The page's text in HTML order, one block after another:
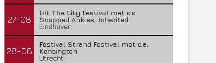
27-08
Hit The City Festival met o.a.
Snapped Ankles, Inherited
Eindhoven
28-08
Festival Strand Festival met o.a.
Kensington
Utrecht